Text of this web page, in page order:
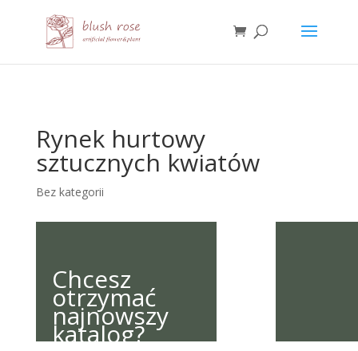
Rynek hurtowy
sztucznych kwiatów
Bez kategorii
Chcesz
otrzymać
najnowszy
katalog?